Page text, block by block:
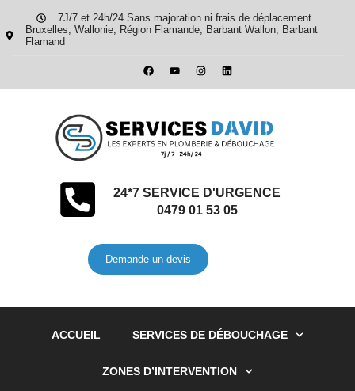
7J/7 et 24h/24 Sans majoration ni frais de déplacement
Bruxelles, Wallonie, Région Flamande, Barbant Wallon, Barbant
Flamand
24*7 SERVICE D'URGENCE
0479 01 53 05
Demande un devis
ACCUEIL SERVICES DE DÉBOUCHAGE
ZONES D’INTERVENTION